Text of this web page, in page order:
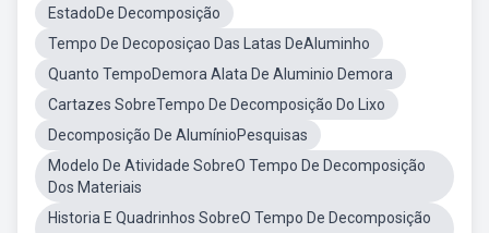
EstadoDe Decomposição
Tempo De Decoposiçao Das Latas DeAluminho
Quanto TempoDemora Alata De Aluminio Demora
Cartazes SobreTempo De Decomposição Do Lixo
Decomposição De AlumínioPesquisas
Modelo De Atividade SobreO Tempo De Decomposição
Dos Materiais
Historia E Quadrinhos SobreO Tempo De Decomposição